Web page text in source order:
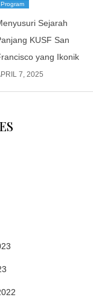
Program
Sejarah
KUSF San
yang Ikonik
7, 2025